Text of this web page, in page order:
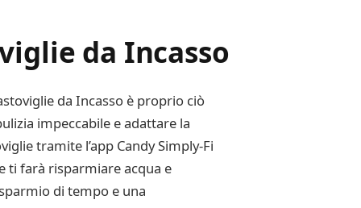
da Incasso
da Incasso è proprio ciò
impeccabile e adattare la
tramite l’app Candy Simply-Fi
ti farà risparmiare acqua e
di tempo e una